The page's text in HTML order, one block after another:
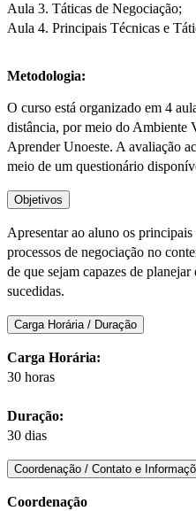
Aula 3. Táticas de Negociação;
Aula 4. Principais Técnicas e
Metodologia:
O curso está organizado em 4
distância, por meio do Ambiente
Aprender Unoeste. A avaliação
meio de um questionário
Objetivos
Apresentar ao aluno os
processos de negociação no
de que sejam capazes de
sucedidas.
Carga Horária / Duração
Carga Horária:
30 horas
Duração:
30 dias
Coordenação / Contato e
Coordenação